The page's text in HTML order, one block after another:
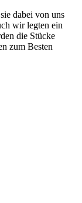
dabei von uns
wir legten ein
die Stücke
zum Besten